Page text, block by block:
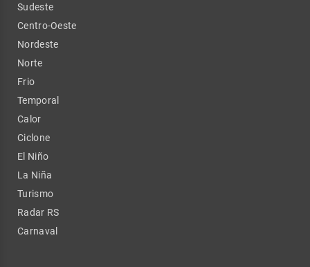
Sudeste
Centro-Oeste
Nordeste
Norte
Frio
Temporal
Calor
Ciclone
El Niño
La Niña
Turismo
Radar RS
Carnaval